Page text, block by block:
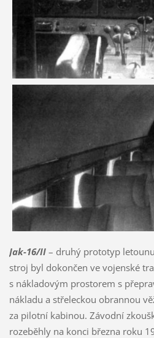
Jak-16/II– druhý prototyp
stroj byl dokončen ve vojenské
s nákladovým prostorem s
nákladu a střeleckou obrannou
za pilotní kabinou. Závodní
rozeběhly na konci března roku